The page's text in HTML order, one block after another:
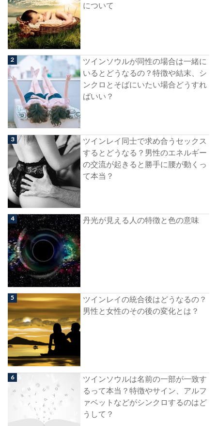
について
ツインソウルが同性の場合は一緒に
いるとどうなるの？特徴や結末、シ
ンクロとそばにいたい場合どうすれ
ばいい？
ツインレイ同士で求め合うセックス
するとどうなる？男性のエネルギー
の交流が起きると勝手に腰が動くっ
て本当？
丹光が見える人の特徴と色の意味
ツインレイの統合後はどうなるの？
男性と女性のその後の変化とは？
ツインソウルは名前の一部が一致す
るって本当？特徴やサイン、アルフ
ァベットなどがシンクロするのはど
うして？